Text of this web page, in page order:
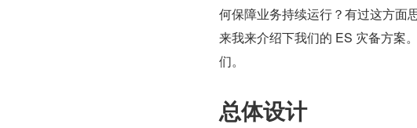
何保障业务持续运行？有过这方面
来我来介绍下我们的 ES 灾备方案
们。
总体设计